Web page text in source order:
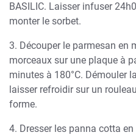
BASILIC. Laisser infuser
monter le sorbet.
3. Découper le parmesan en
morceaux sur une plaque à
minutes à 180°C. Démouler
laisser refroidir sur un
forme.
4. Dresser les panna cotta